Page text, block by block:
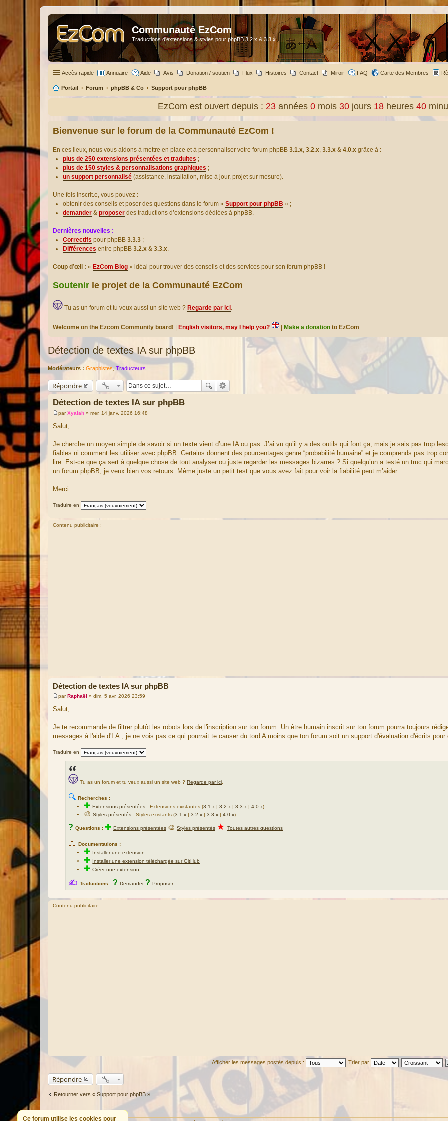
Communauté EzCom
Traductions d'extensions & styles pour phpBB 3.2.x & 3.3.x
Accès rapide Annuaire Aide Avis Donation / soutien Flux Histoires Contact Miroir FAQ Carte des Membres
Portail Forum phpBB & Co Support pour phpBB
EzCom est ouvert depuis : 23 années 0 mois 30 jours 18 heures 40
Bienvenue sur le forum de la Communauté EzCom !
En ces lieux, nous vous aidons à mettre en place et à personnaliser votre forum phpBB 3.1.x, 3.2.x, 3.3.x & 4.0.x grâce à :
plus de 250 extensions présentées et traduites ;
plus de 150 styles & personnalisations graphiques ;
un support personnalisé (assistance, installation, mise à jour, projet sur mesure).
Une fois inscrit.e, vous pouvez :
obtenir des conseils et poser des questions dans le forum « Support pour phpBB » ;
demander & proposer des traductions d’extensions dédiées à phpBB.
Dernières nouvelles :
Correctifs pour phpBB 3.3.3 ;
Différences entre phpBB 3.2.x & 3.3.x.
Coup d’œil : « EzCom Blog » idéal pour trouver des conseils et des services pour son forum phpBB !
Soutenir le projet de la Communauté EzCom.
Tu as un forum et tu veux aussi un site web ? Regarde par ici.
Welcome on the Ezcom Community board! English visitors, may I help you? Make a donation to EzCom.
Détection de textes IA sur phpBB
Modérateurs : Graphistes,Traducteurs
Répondre
Détection de textes IA sur phpBB
M
e
s
g
e
parXyalah » mer. 14 janv. 2026 16:48
Salut,
Je cherche un moyen simple de savoir si un texte vient d’une IA ou pas. J’ai vu qu’il y a des outils qui font ça, mais je sais pas trop
fiables ni comment les utiliser avec phpBB. Certains donnent des pourcentages genre “probabilité humaine” et je comprends pas trop
lire. Est-ce que ça sert à quelque chose de tout analyser ou juste regarder les messages bizarres ? Si quelqu’un a testé un truc qui
un forum phpBB, je veux bien vos retours. Même juste un petit test que vous avez fait pour voir la fiabilité peut m’aider.
Merci.
Traduire en
Contenu publicitaire :
Détection de textes IA sur phpBB
M
e
s
g
e
parRaphaël » dim. 5 avr. 2026 23:59
Salut,
Je te recommande de filtrer plutôt les robots lors de l'inscription sur ton forum. Un être humain inscrit sur ton forum pourra toujours
messages à l'aide d'I.A., je ne vois pas ce qui pourrait te causer du tord A moins que ton forum soit un support d'évaluation d'écrits pour
Traduire en
Tu as un forum et tu veux aussi un site web ? Regarde par ici
🔍 Recherches :
✚Extensions présentées -Extensions existantes (3.1.x |3.2.x |3.3.x |4.0.x)
🎨Styles présentés - Styles existants (3.1.x |3.2.x |3.3.x |4.0.x)
? Questions : ✚ Extensions présentées 🎨 Styles présentés ★ Toutes autres questions
📖 Documentations :
✚ Installer une extension
✚ Installer une extension téléchargée sur GitHub
✚Créer une extension
✍ Traductions : ? Demander ? Proposer
Contenu publicitaire :
Afficher les messages postés depuis : Trier par
Répondre
Retourner vers « Support pour phpBB »
Ce forum utilise les cookies pour